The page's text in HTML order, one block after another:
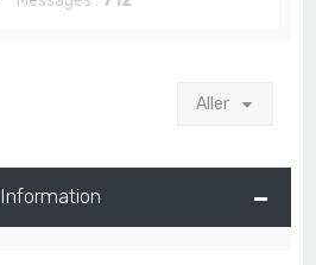
Aller
Information